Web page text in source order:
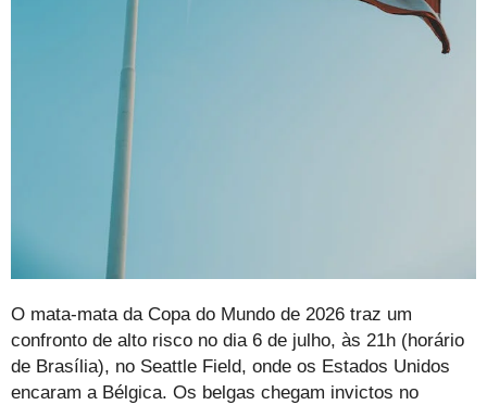
O mata-mata da Copa do Mundo de 2026 traz um
confronto de alto risco no dia 6 de julho, às 21h (horário
de Brasília), no Seattle Field, onde os Estados Unidos
encaram a Bélgica. Os belgas chegam invictos no